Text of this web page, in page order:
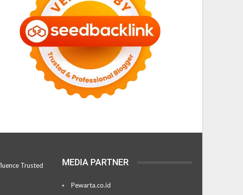
MEDIA PARTNER
Pewarta.co.id